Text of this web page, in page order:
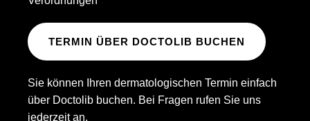
TERMIN ÜBER DOCTOLIB BUCHEN
Sie können Ihren dermatologischen Termin einfach
über Doctolib buchen. Bei Fragen rufen Sie uns
jederzeit an.